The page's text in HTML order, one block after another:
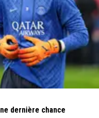
+2042
le Sporting) et 1M pour
....
dernière chance